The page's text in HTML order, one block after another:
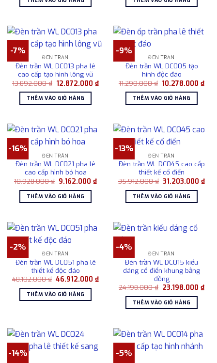
5.918.000 ₫.
4.189.000 ₫.
41.829.000 ₫.
-7%
ĐÈN TRẦN
Đèn trần WL DC013 pha lê
cao cấp tạo hình lông vũ
13.892.000₫ Giá
là:
13.892.000 ₫.
12.872.000₫Giá
hiện
12.872.000 ₫.
THÊM VÀO GIỎ HÀNG
-9%
ĐÈN TRẦN
Đèn trần WL DC005 tạo
hình độc đáo
11.290.000₫ Giá
là:
11.290.000 ₫.
10.278.000₫Giá
hiện
THÊM VÀO GIỎ HÀNG
-16%
ĐÈN TRẦN
Đèn trần WL DC021 pha lê
cao cấp hình bó hoa
10.928.000₫ Giá
là:
10.928.000 ₫.
9.162.000₫Giá
hiện
9.162.000 ₫.
THÊM VÀO GIỎ HÀNG
-13%
ĐÈN TRẦN
Đèn trần WL DC045 cao cấp
thiết kế cổ điển
35.912.000₫ Giá
là:
35.912.000 ₫.
31.203.000₫Giá
hiện
THÊM VÀO GIỎ HÀNG
-2%
ĐÈN TRẦN
Đèn trần WL DC051 pha lê
thiết kế độc đáo
48.102.000₫ Giá
là:
48.102.000 ₫.
46.912.000₫Giá
hiện
46.912.000 ₫.
THÊM VÀO GIỎ HÀNG
-4%
ĐÈN TRẦN
Đèn trần WL DC015 kiểu
dáng cổ điển khung bằng
đồng
24.198.000₫ Giá
là:
24.198.000 ₫.
23.198.000₫Giá
hiện
THÊM VÀO GIỎ HÀNG
-14% -5%